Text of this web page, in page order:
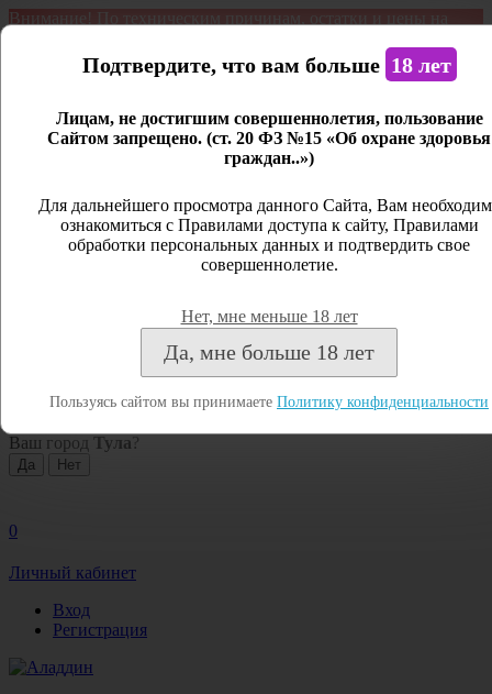
Внимание! По техническим причинам, остатки и цены на
является демонстрационным. Дистанционная продажа не
Открыть сайдбар
Личный кабинет
Закрыть
Посмотреть все результаты
Ваш город Тула ?
0
Личный кабинет
Вход
Регистрация
Подтвердите, что вам больше 18 лет
Лицам, не достигшим совершеннолетия, пользование
Сайтом запрещено. (ст. 20 ФЗ №15 «Об охране здоровья
граждан..»)
Для дальнейшего просмотра данного Сайта, Вам
ознакомиться с Правилами доступа к сайту, Правилами
обработки персональных данных и подтвердить свое
совершеннолетие.
Нет, мне меньше 18 лет
Да, мне больше 18 лет
Пользуясь сайтом вы принимаете Политику конфиденциальности